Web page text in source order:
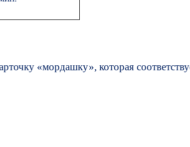
«мордашку», которая